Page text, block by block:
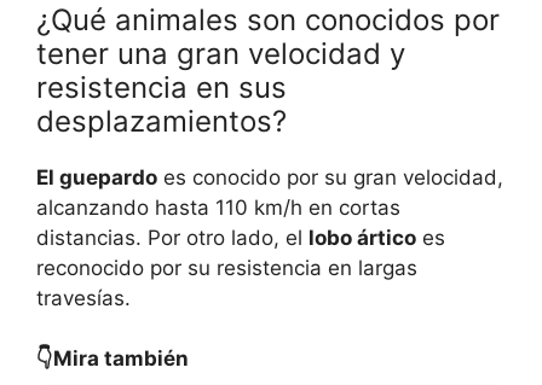
¿Qué animales son conocidos por
tener una gran velocidad y
resistencia en sus
desplazamientos?
El guepardo es conocido por su gran velocidad,
alcanzando hasta 110 km/h en cortas
distancias. Por otro lado, el lobo ártico es
reconocido por su resistencia en largas
travesías.
👇Mira también